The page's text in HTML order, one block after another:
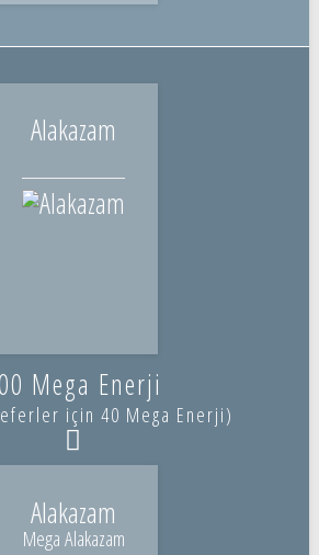
Alakazam
Mega Enerji
için 40 Mega Enerji)
Alakazam
Mega Alakazam